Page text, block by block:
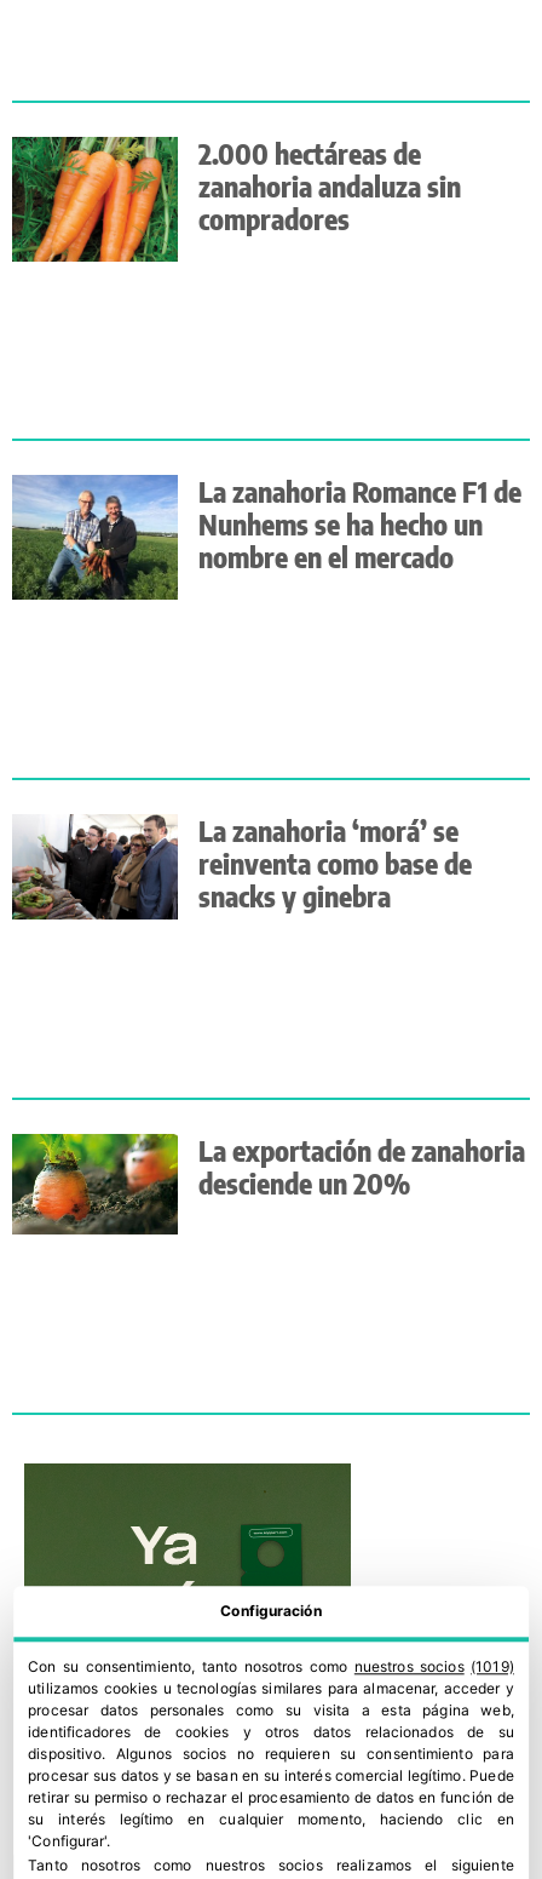
2.000 hectáreas de
zanahoria andaluza sin
compradores
La zanahoria Romance F1 de
Nunhems se ha hecho un
nombre en el mercado
La zanahoria ‘morá’ se
reinventa como base de
snacks y ginebra
La exportación de zanahoria
desciende un 20%
Configuración
Con su consentimiento, tanto nosotros como nuestros socios (1019)
utilizamos cookies u tecnologías similares para almacenar, acceder y
procesar datos personales como su visita a esta página web,
identificadores de cookies y otros datos relacionados de su
dispositivo. Algunos socios no requieren su consentimiento para
procesar sus datos y se basan en su interés comercial legítimo. Puede
retirar su permiso o rechazar el procesamiento de datos en función de
su interés legítimo en cualquier momento, haciendo clic en
'Configurar'.
Tanto nosotros como nuestros socios realizamos el siguiente